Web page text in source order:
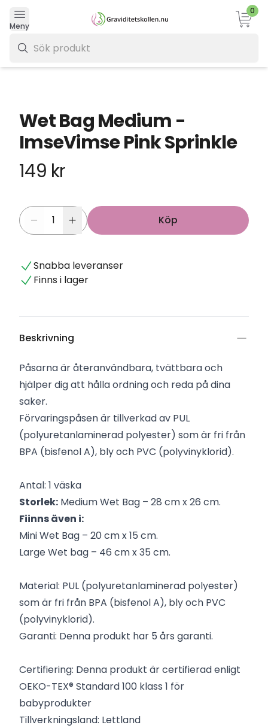
Meny
0
Wet Bag Medium -
ImseVimse Pink Sprinkle
149 kr
Köp
Snabba leveranser
Finns i lager
Beskrivning
Påsarna är återanvändbara, tvättbara och
hjälper dig att hålla ordning och reda på dina
saker.
Förvaringspåsen är tillverkad av PUL
(polyuretanlaminerad polyester) som är fri från
BPA (bisfenol A), bly och PVC (polyvinyklorid).
Antal: 1 väska
Storlek: Medium Wet Bag – 28 cm x 26 cm.
Fiinns även i:
Mini Wet Bag – 20 cm x 15 cm.
Large Wet bag – 46 cm x 35 cm.
Material: PUL (polyuretanlaminerad polyester)
som är fri från BPA (bisfenol A), bly och PVC
(polyvinyklorid).
Garanti: Denna produkt har 5 års garanti.
Certifiering: Denna produkt är certifierad enligt
OEKO-TEX® Standard 100 klass 1 för
babyprodukter
Tillverkningsland: Lettland